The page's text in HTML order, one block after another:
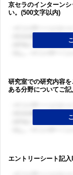
京セラのインターン
い。(500文字以内)
研究室での研究内容
ある分野についてご
エントリーシート記